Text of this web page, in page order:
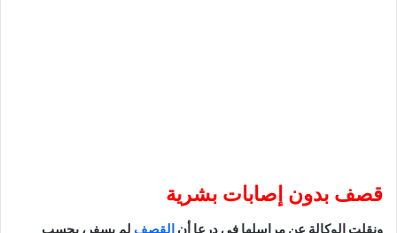
قصف بدون إصابات بشرية
ونقلت الوكالة عن مراسلها في درعا أن القصف لم يسفر، بحسب